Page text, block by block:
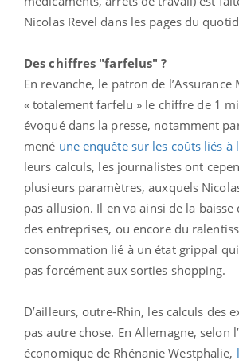
Nicolas Revel dans les pages du
Des chiffres "farfelus" ?
En revanche, le patron de l’Assurance
« totalement farfelu » le chiffre de 1
évoqué dans la presse, notamment
mené une enquête sur les coûts liés à
leurs calculs, les journalistes ont
plusieurs paramètres, auxquels
pas allusion. Il en va ainsi de la
des entreprises, ou encore du
consommation lié à un état grippal
pas forcément aux sorties shopping.
D’ailleurs, outre-Rhin, les calculs des
pas autre chose. En Allemagne, selon
économique de Rhénanie Westphalie,